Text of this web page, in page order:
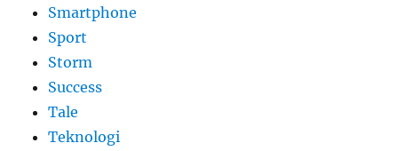
Smartphone
Sport
Storm
Success
Tale
Teknologi